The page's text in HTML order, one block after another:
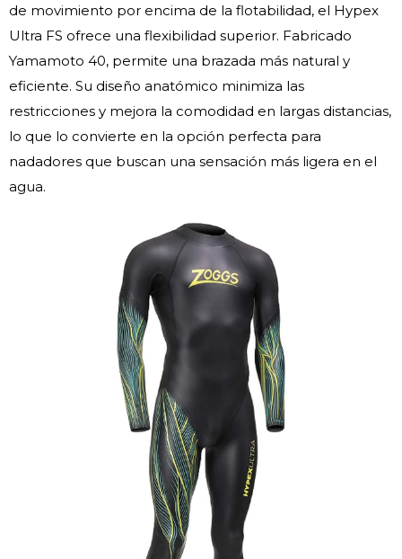
de movimiento por encima de la flotabilidad, el Hypex
Ultra FS ofrece una flexibilidad superior. Fabricado
Yamamoto 40, permite una brazada más natural y
eficiente. Su diseño anatómico minimiza las
restricciones y mejora la comodidad en largas distancias,
lo que lo convierte en la opción perfecta para
nadadores que buscan una sensación más ligera en el
agua.